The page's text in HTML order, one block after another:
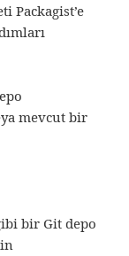
Packagist’e
mevcut bir
bir Git depo